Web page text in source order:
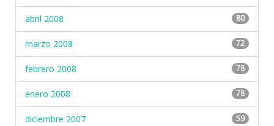
abril 2008 80
marzo 2008 72
febrero 2008 78
enero 2008 78
diciembre 2007 59